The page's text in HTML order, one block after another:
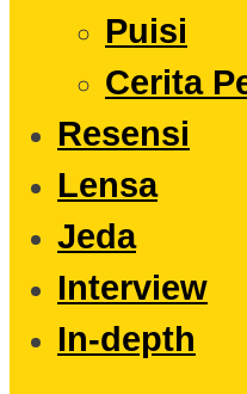
Puisi
Cerita
Resensi
Lensa
Jeda
Interview
In-depth